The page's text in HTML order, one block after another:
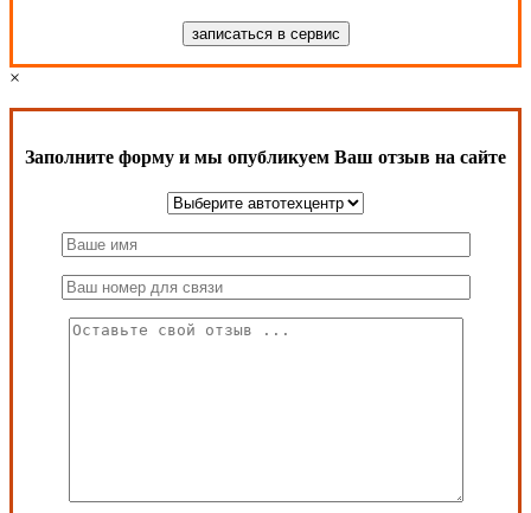
×
Заполните форму и мы опубликуем Ваш отзыв на сайте